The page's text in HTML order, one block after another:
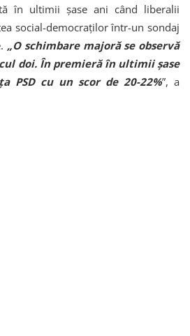
în ultimii șase ani când liberalii
social-democraților într-un sondaj
„O schimbare majoră se observă
doi. În premieră în ultimii șase
PSD cu un scor de 20-22%”, a